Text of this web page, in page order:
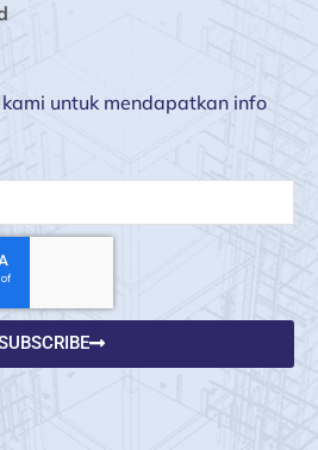
untuk mendapatkan info